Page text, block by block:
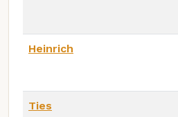
Heinrich
Ties